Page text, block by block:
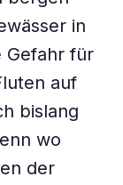
in
Gefahr für
auf
bislang
wo
der